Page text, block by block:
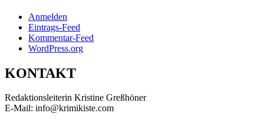
Anmelden
Eintrags-Feed
Kommentar-Feed
WordPress.org
KONTAKT
Redaktionsleiterin Kristine Greßhöner
E-Mail: info@krimikiste.com